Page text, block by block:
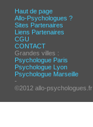
Haut de page
Allo-Psychologues ?
Sites Partenaires
Liens Partenaires
CGU
CONTACT
Grandes villes :
Psychologue Paris
Psychologue Lyon
Psychologue Marseille
-
©2012 allo-psychologues.fr